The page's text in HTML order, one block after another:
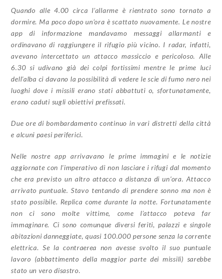
Quando alle 4.00 circa l’allarme è rientrato sono tornato a
dormire. Ma poco dopo un’ora è scattato nuovamente. Le nostre
app di informazione mandavamo messaggi allarmanti e
ordinavano di raggiungere il rifugio più vicino. I radar, infatti,
avevano intercettato un attacco massiccio e pericoloso. Alle
6.30 si udivano già dei colpi fortissimi mentre le prime luci
dell’alba ci davano la possibilità di vedere le scie di fumo nero nei
luoghi dove i missili erano stati abbattuti o, sfortunatamente,
erano caduti sugli obiettivi prefissati.
Due ore di bombardamento continuo in vari distretti della città
e alcuni paesi periferici.
Nelle nostre app arrivavano le prime immagini e le notizie
aggiornate con l’imperativo di non lasciare i rifugi dal momento
che era previsto un altro attacco a distanza di un’ora. Attacco
arrivato puntuale. Stavo tentando di prendere sonno ma non è
stato possibile. Replica come durante la notte. Fortunatamente
non ci sono molte vittime, come l’attacco poteva far
immaginare. Ci sono comunque diversi feriti, palazzi e singole
abitazioni danneggiate, quasi 100.000 persone senza la corrente
elettrica. Se la contraerea non avesse svolto il suo puntuale
lavoro (abbattimento della maggior parte dei missili) sarebbe
stato un vero disastro.